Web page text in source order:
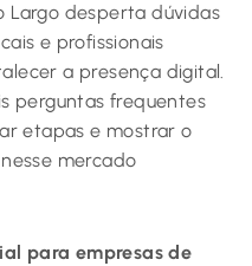
Largo desperta dúvidas
e profissionais
a presença digital.
perguntas frequentes
etapas e mostrar o
mercado
para empresas de